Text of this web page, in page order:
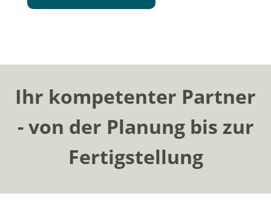
Ihr kompetenter Partner
-von der Planung bis zur
Fertigstellung